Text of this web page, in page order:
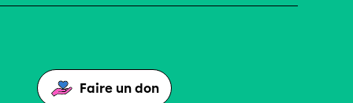
Faire un don